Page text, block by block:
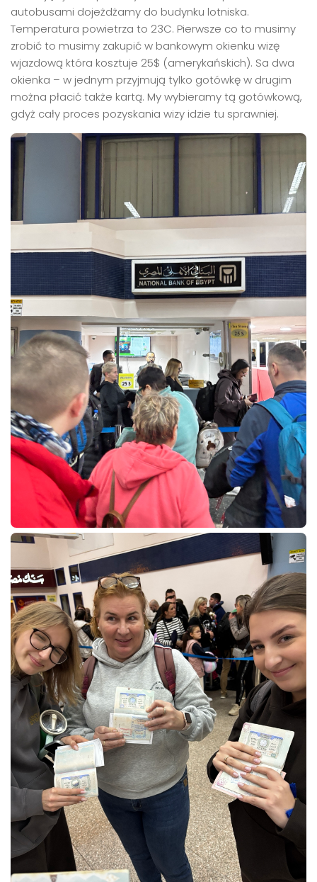
autobusami dojeżdżamy do budynku lotniska.
Temperatura powietrza to 23C. Pierwsze co to musimy
zrobić to musimy zakupić w bankowym okienku wizę
wjazdową która kosztuje 25$ (amerykańskich). Sa dwa
okienka – w jednym przyjmują tylko gotówkę w drugim
można płacić także kartą. My wybieramy tą gotówkową,
gdyż cały proces pozyskania wizy idzie tu sprawniej.